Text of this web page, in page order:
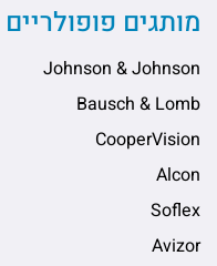
מותגים פופולריים
Johnson & Johnson
Bausch & Lomb
CooperVision
Alcon
Soflex
Avizor